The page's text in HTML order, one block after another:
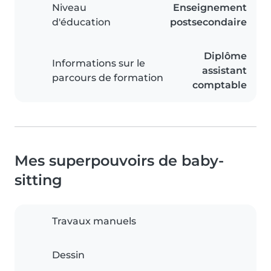
Niveau
d'éducation
Enseignement
postsecondaire
Informations sur le
parcours de formation
Diplôme
assistant
comptable
Mes superpouvoirs de baby-
sitting
Travaux manuels
Dessin